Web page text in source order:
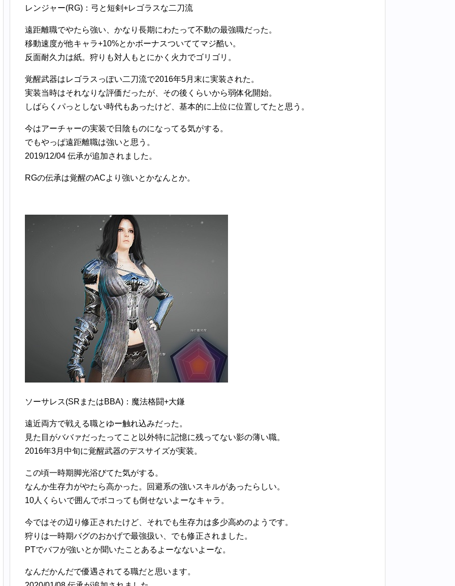
レンジャー(RG)：弓と短剣+レゴラスな二刀流
遠距離職でやたら強い、かなり長期にわたって不動の最強職だった。
移動速度が他キャラ+10%とかボーナスついててマジ酷い。
反面耐久力は紙。狩りも対人もとにかく火力でゴリゴリ。
覚醒武器はレゴラスっぽい二刀流で2016年5月末に実装された。
実装当時はそれなりな評価だったが、その後くらいから弱体化開始。
しばらくパっとしない時代もあったけど、基本的に上位に位置してたと思う。
今はアーチャーの実装で日陰ものになってる気がする。
でもやっぱ遠距離職は強いと思う。
2019/12/04 伝承が追加されました。
RGの伝承は覚醒のACより強いとかなんとか。
ソーサレス(SRまたはBBA)：魔法格闘+大鎌
遠近両方で戦える職とゆー触れ込みだった。
見た目がババァだったってこと以外特に記憶に残ってない影の薄い職。
2016年3月中旬に覚醒武器のデスサイズが実装。
この頃一時期脚光浴びてた気がする。
なんか生存力がやたら高かった。回避系の強いスキルがあったらしい。
10人くらいで囲んでボコっても倒せないよーなキャラ。
今ではその辺り修正されたけど、それでも生存力は多少高めのようです。
狩りは一時期バグのおかげで最強扱い、でも修正されました。
PTでバフが強いとか聞いたことあるよーなないよーな。
なんだかんだで優遇されてる職だと思います。